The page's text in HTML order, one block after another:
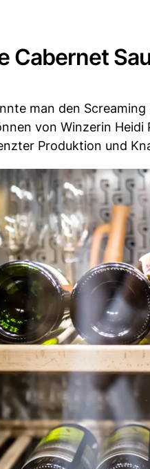
Cabernet
man den
von Winzerin
Produktion und